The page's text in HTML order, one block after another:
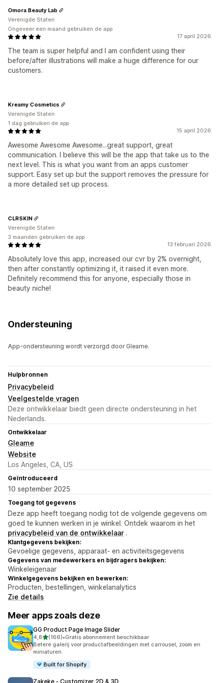
17 april 2026
The team is super helpful and I am confident using their
before/after illustrations will make a huge difference for our
customers.
Omora Beauty Lab
Verenigde Staten
Ongeveer een maand gebruiken de app
15 april 2026
Awesome Awesome Awesome...great support, great
communication. I believe this will be the app that take us to the
next level. This is what you want from an apps customer
support. Easy set up but the support removes the pressure for
a more detailed set up process.
Kreamy Cosmetics
Verenigde Staten
1 dag gebruiken de app
13 februari 2026
Absolutely love this app, increased our cvr by 2% overnight,
then after constantly optimizing it, it raised it even more.
Definitely recommend this for anyone, especially those in
beauty niche!
CLRSKIN
Verenigde Staten
3 maanden gebruiken de app
Ondersteuning
App-ondersteuning wordt verzorgd door Gleame.
Hulpbronnen
Privacybeleid
Veelgestelde vragen
Deze ontwikkelaar biedt geen directe ondersteuning in het
Nederlands.
Ontwikkelaar
Gleame
Website
Los Angeles, CA, US
Geïntroduceerd
10 september 2025
Toegang tot gegevens
Deze app heeft toegang nodig tot de volgende gegevens om
goed te kunnen werken in je winkel. Ontdek waarom in het
privacybeleid van de ontwikkelaar .
Klantgegevens bekijken:
Gevoelige gegevens, apparaat- en activiteitsgegevens
Gegevens van medewerkers en bijdragers bekijken:
Winkeleigenaar
Winkelgegevens bekijken en bewerken:
Producten, bestellingen, winkelanalytics
Zie details
Meer apps zoals deze
GG Product Page Image Slider
4,8van 5 sterren
(166)
166 recensies in totaal
•Gratis abonnement beschikbaar
Betere galerij voor productafbeeldingen met carrousel, zoom en
miniaturen.
Built for Shopify
Zakeke ‑ Customizer 2D & 3D